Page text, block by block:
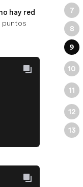
hay red
puntos
7
8
9
10
11
12
13